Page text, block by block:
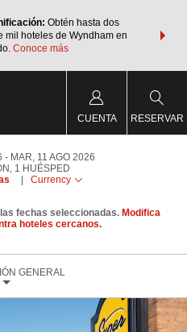
Obtén hasta dos
mil hoteles de Wyndham en
Conoce más
de viaje
CUENTA RESERVAR
MAR, 11 AGO 2026
, 1 HUÉSPED
Currency
fechas seleccionadas. Modifica
hoteles cercanos.
GENERAL